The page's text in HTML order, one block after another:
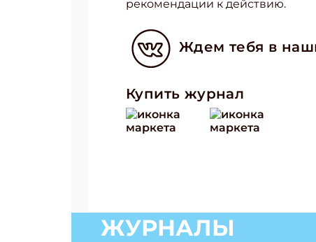
рекомендации к действию.
Ждем тебя в
Купить журнал
ЖУРНАЛЫ